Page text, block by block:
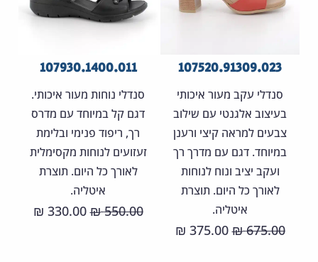
107520.91309.023
סנדלי עקב מעור איכותי
בעיצוב אלגנטי עם שילוב
צבעים למראה קיצי ורענן
במיוחד. דגם עם מדרך רך
ועקב יציב ונוח לנוחות
לאורך כל היום. תוצרת
איטליה.
675.00
₪ המחיר
375.00
₪
107930.1400.011
סנדלי נוחות מעור איכותי.
דגם קל במיוחד עם מדרס
רך, ריפוד פנימי ובלימת
זעזועים לנוחות מקסימלית
לאורך כל היום. תוצרת
איטליה.
550.00
₪ המחיר
330.00
₪